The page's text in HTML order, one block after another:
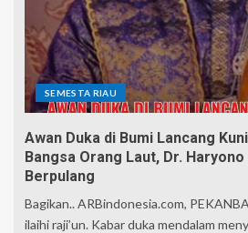
SEMESTA RIAU
Awan Duka di Bumi Lancang
Bangsa Orang Laut, Dr.
Berpulang
Bagikan.. ARBindonesia.com,
ilaihi raji’un. Kabar duka mendalam